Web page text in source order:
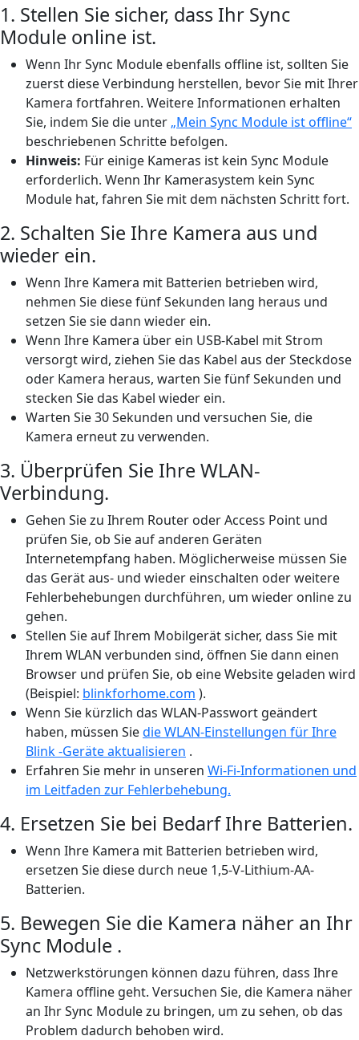
1. Stellen Sie sicher, dass Ihr Sync
Module online ist.
Wenn Ihr Sync Module ebenfalls offline ist, sollten Sie
zuerst diese Verbindung herstellen, bevor Sie mit Ihrer
Kamera fortfahren. Weitere Informationen erhalten
Sie, indem Sie die unter „Mein Sync Module ist offline“
beschriebenen Schritte befolgen.
Hinweis: Für einige Kameras ist kein Sync Module
erforderlich. Wenn Ihr Kamerasystem kein Sync
Module hat, fahren Sie mit dem nächsten Schritt fort.
2. Schalten Sie Ihre Kamera aus und
wieder ein.
Wenn Ihre Kamera mit Batterien betrieben wird,
nehmen Sie diese fünf Sekunden lang heraus und
setzen Sie sie dann wieder ein.
Wenn Ihre Kamera über ein USB-Kabel mit Strom
versorgt wird, ziehen Sie das Kabel aus der Steckdose
oder Kamera heraus, warten Sie fünf Sekunden und
stecken Sie das Kabel wieder ein.
Warten Sie 30 Sekunden und versuchen Sie, die
Kamera erneut zu verwenden.
3. Überprüfen Sie Ihre WLAN-
Verbindung.
Gehen Sie zu Ihrem Router oder Access Point und
prüfen Sie, ob Sie auf anderen Geräten
Internetempfang haben. Möglicherweise müssen Sie
das Gerät aus- und wieder einschalten oder weitere
Fehlerbehebungen durchführen, um wieder online zu
gehen.
Stellen Sie auf Ihrem Mobilgerät sicher, dass Sie mit
Ihrem WLAN verbunden sind, öffnen Sie dann einen
Browser und prüfen Sie, ob eine Website geladen wird
(Beispiel: blinkforhome.com ).
Wenn Sie kürzlich das WLAN-Passwort geändert
haben, müssen Siedie WLAN-Einstellungen für Ihre
Blink -Geräte aktualisieren .
Erfahren Sie mehr in unseren Wi-Fi-Informationen und
im Leitfaden zur Fehlerbehebung.
4. Ersetzen Sie bei Bedarf Ihre Batterien.
Wenn Ihre Kamera mit Batterien betrieben wird,
ersetzen Sie diese durch neue 1,5-V-Lithium-AA-
Batterien.
5. Bewegen Sie die Kamera näher an Ihr
Sync Module .
Netzwerkstörungen können dazu führen, dass Ihre
Kamera offline geht. Versuchen Sie, die Kamera näher
an Ihr Sync Module zu bringen, um zu sehen, ob das
Problem dadurch behoben wird.